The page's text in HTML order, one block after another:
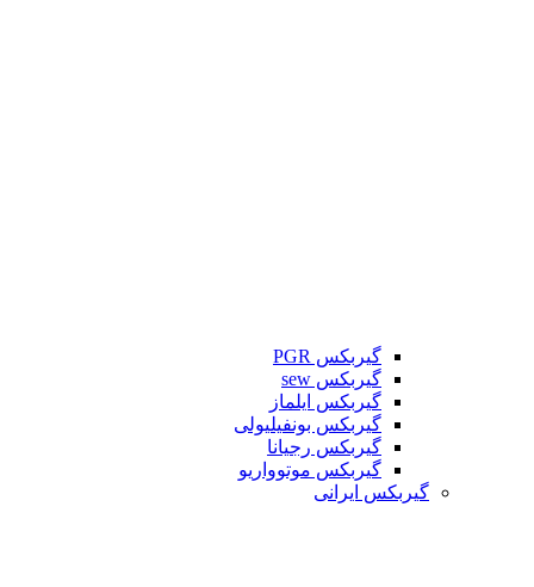
گیربکس PGR
گیربکس sew
گیربکس ایلماز
گیربکس بونفیلیولی
گیربکس رجیانا
گیربکس موتوواریو
گیربکس ایرانی